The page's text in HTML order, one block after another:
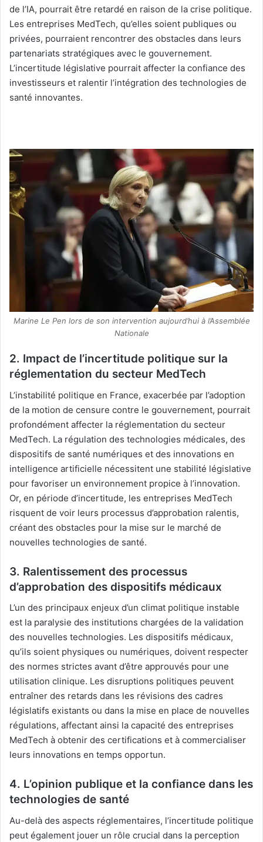
de l’IA, pourrait être retardé en raison de la crise politique.
Les entreprises MedTech, qu’elles soient publiques ou
privées, pourraient rencontrer des obstacles dans leurs
partenariats stratégiques avec le gouvernement.
L’incertitude législative pourrait affecter la confiance des
investisseurs et ralentir l’intégration des technologies de
santé innovantes.
Marine Le Pen lors de son intervention aujourd’hui à l’Assemblée
Nationale
2. Impact de l’incertitude politique sur la
réglementation du secteur MedTech
L’instabilité politique en France, exacerbée par l’adoption
de la motion de censure contre le gouvernement, pourrait
profondément affecter la réglementation du secteur
MedTech. La régulation des technologies médicales, des
dispositifs de santé numériques et des innovations en
intelligence artificielle nécessitent une stabilité législative
pour favoriser un environnement propice à l’innovation.
Or, en période d’incertitude, les entreprises MedTech
risquent de voir leurs processus d’approbation ralentis,
créant des obstacles pour la mise sur le marché de
nouvelles technologies de santé.
3. Ralentissement des processus
d’approbation des dispositifs médicaux
L’un des principaux enjeux d’un climat politique instable
est la paralysie des institutions chargées de la validation
des nouvelles technologies. Les dispositifs médicaux,
qu’ils soient physiques ou numériques, doivent respecter
des normes strictes avant d’être approuvés pour une
utilisation clinique. Les disruptions politiques peuvent
entraîner des retards dans les révisions des cadres
législatifs existants ou dans la mise en place de nouvelles
régulations, affectant ainsi la capacité des entreprises
MedTech à obtenir des certifications et à commercialiser
leurs innovations en temps opportun.
4. L’opinion publique et la confiance dans les
technologies de santé
Au-delà des aspects réglementaires, l’incertitude politique
peut également jouer un rôle crucial dans la perception